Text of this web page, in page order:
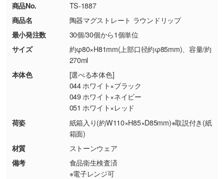
・コーポレートカラーを使って印刷したい／印
刷色にこだわりがある
DIC・PANTONEなどのカラーチップの指定や、
現物支給による色指定も承っております。→
詳
・背景がある画像からキャラクター部分だけを
使いたいです
シンプルな背景のデータや、使いたいキャラク
ター部分の輪郭がはっきりしているデータは切
り抜き処理が可能です。→
・持っているデータの背景が足りない／塗り足
しの作り方が分からない
【返品・交換ができない場合】
・お客様の元で商品を加工された場合、または
商品が破損した場合
・商品到着後7日以上経過している場合
・お客様のご都合による返品・交換依頼(商
品・色・数量などの注文間違い等)
お問い合わせフォームはこちら
商品No.
TS-1887
商品名
陶器マグストレート ラウンドリップ
最小発注数
30個/30個から1個単位
サイズ
約φ80×H81mm(上部口径約φ85mm)、容量/約
270ml
本体色
[選べる本体色]
044 ホワイト×ブラック
049 ホワイト×ネイビー
051 ホワイト×レッド
荷姿
紙箱入り(約W110×H85×D85mm)※取説付き(紙
箱面)
材質
ストーンウェア
備考
食品衛生検査済
※電子レンジ可